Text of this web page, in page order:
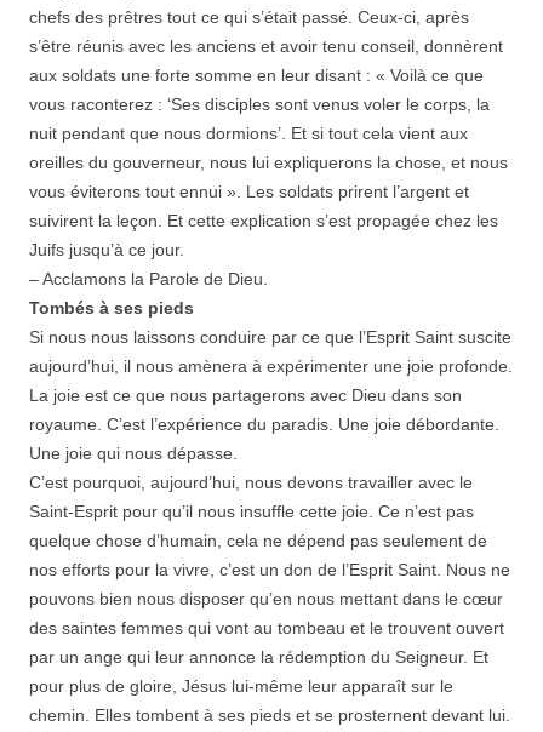
chefs des prêtres tout ce qui s’était passé. Ceux-ci, après
s’être réunis avec les anciens et avoir tenu conseil, donnèrent
aux soldats une forte somme en leur disant : « Voilà ce que
vous raconterez : ‘Ses disciples sont venus voler le corps, la
nuit pendant que nous dormions’. Et si tout cela vient aux
oreilles du gouverneur, nous lui expliquerons la chose, et nous
vous éviterons tout ennui ». Les soldats prirent l’argent et
suivirent la leçon. Et cette explication s’est propagée chez les
Juifs jusqu’à ce jour.
– Acclamons la Parole de Dieu.
Tombés à ses pieds
Si nous nous laissons conduire par ce que l’Esprit Saint suscite
aujourd’hui, il nous amènera à expérimenter une joie profonde.
La joie est ce que nous partagerons avec Dieu dans son
royaume. C’est l’expérience du paradis. Une joie débordante.
Une joie qui nous dépasse.
C’est pourquoi, aujourd’hui, nous devons travailler avec le
Saint-Esprit pour qu’il nous insuffle cette joie. Ce n’est pas
quelque chose d’humain, cela ne dépend pas seulement de
nos efforts pour la vivre, c’est un don de l’Esprit Saint. Nous ne
pouvons bien nous disposer qu’en nous mettant dans le cœur
des saintes femmes qui vont au tombeau et le trouvent ouvert
par un ange qui leur annonce la rédemption du Seigneur. Et
pour plus de gloire, Jésus lui-même leur apparaît sur le
chemin. Elles tombent à ses pieds et se prosternent devant lui.